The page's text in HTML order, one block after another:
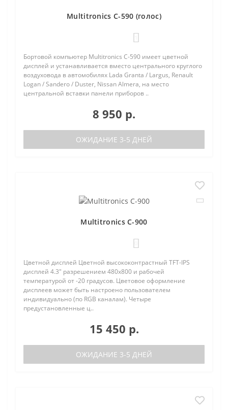
Multitronics C-590 (голос)
Бортовой компьютер Multitronics C-590 имеет цветной
дисплей и устанавливается вместо центрального круглого
воздуховода в автомобилях Lada Granta / Largus, Renault
Logan / Sandero / Duster, Nissan Almera, на место
центральной вставки панели приборов ..
8 950 р.
ОЖИДАНИЕ 3-5 ДНЕЙ
Multitronics C-900
Цветной дисплей Цветной высококонтрастный TFT-IPS
дисплей 4.3" разрешением 480х800 и рабочей
температурой от -20 градусов. Цветовое оформление
дисплеев может быть настроено пользователем
индивидуально (по RGB каналам). Четыре
предустановленные ц..
15 450 р.
ОЖИДАНИЕ 3-5 ДНЕЙ